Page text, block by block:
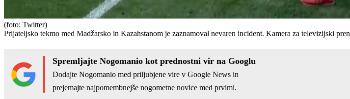
(foto: Twitter)
Prijateljsko tekmo med Madžarsko in Kazahstanom je zaznamoval nevaren incident. Kamera za televizijski
Spremljajte Nogomanio kot prednostni vir na Googlu
Dodajte Nogomanio med priljubjene vire v Google News in
prejemajte najpomembnejše nogometne novice med prvimi.